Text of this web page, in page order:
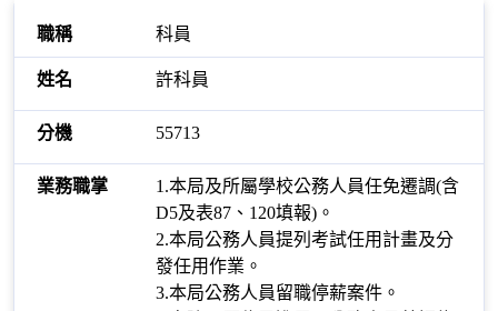
科員
許科員
55713
1.本局及所屬學校公務人員任免遷調(含
D5及表87、120填報)。
2.本局公務人員提列考試任用計畫及分
發任用作業。
3.本局公務人員留職停薪案件。